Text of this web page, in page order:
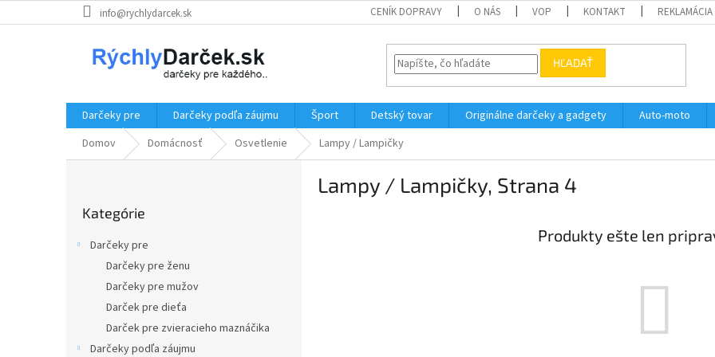
na
info@rychlydarcek.sk CENÍK DOPRAVY O NÁS VOP KONTAKT REKLAMÁCIA
HĽADAŤ
Darčeky pre Darčeky podľa záujmu Šport Detský tovar Originálne darčeky a gadgety Auto-moto
Domov
Domácnosť Osvetlenie Lampy / Lampičky
kategórie
Kategórie
Darčeky pre
Darčeky pre ženu
Darčeky pre mužov
Darček pre dieťa
Darček pre zvieracieho maznáčika
Darčeky podľa záujmu
Lampy / Lampičky, Strana 4
Produkty ešte len